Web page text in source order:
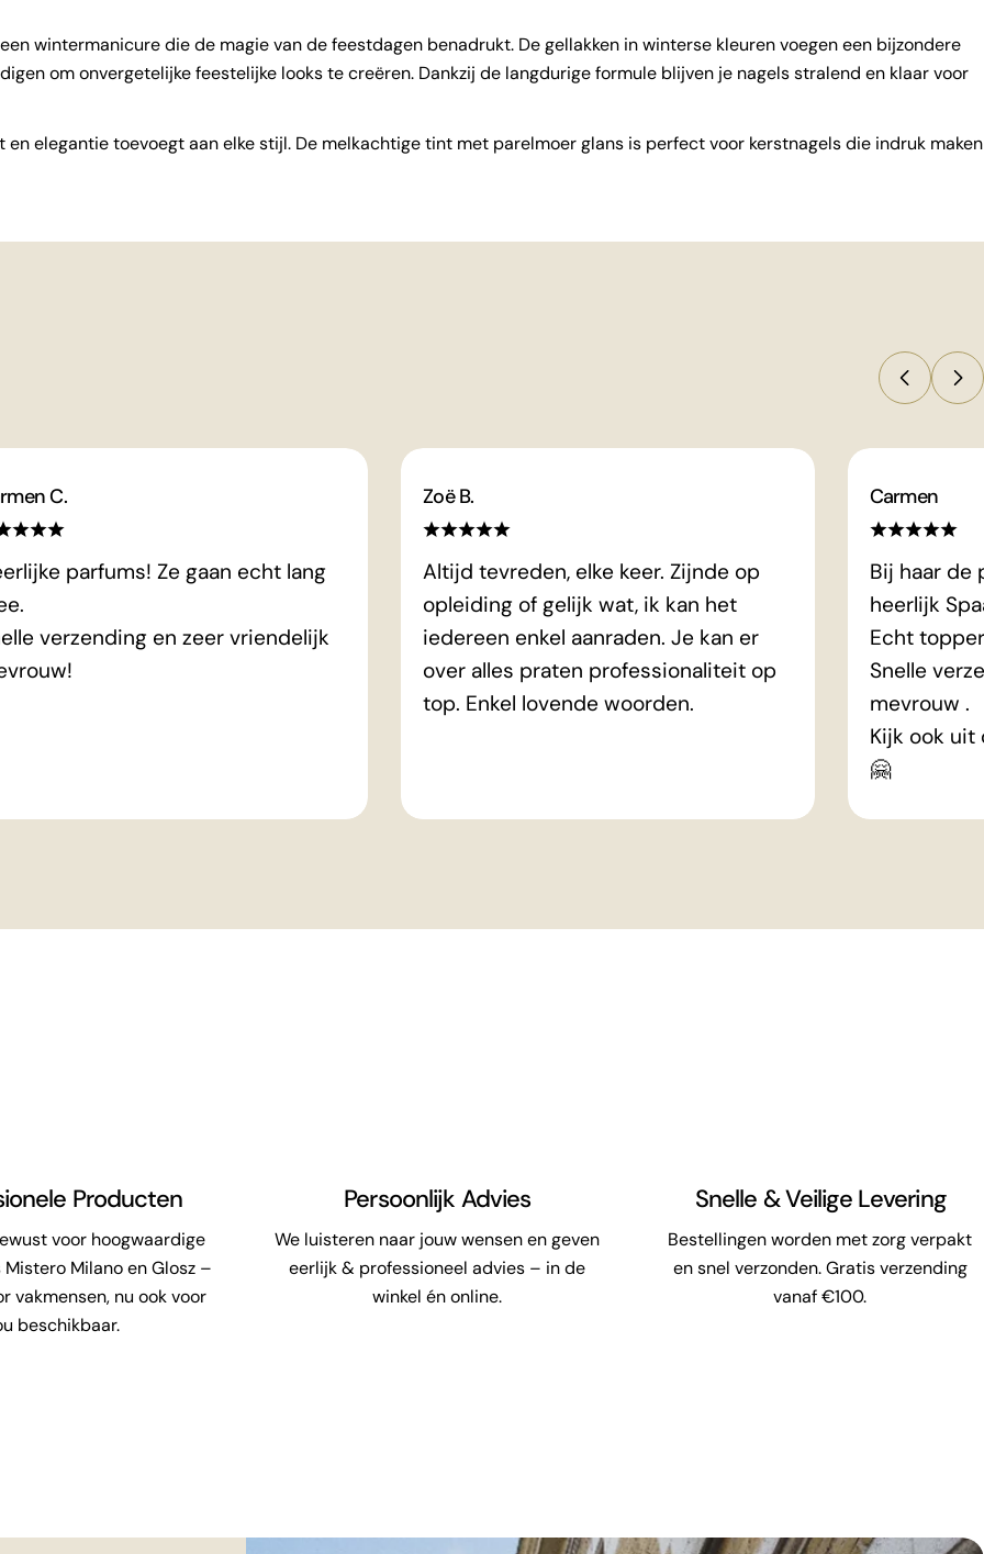
wintermanicure die de magie van de feestdagen benadrukt. De gellakken in winterse kleuren voegen een bijzondere
om onvergetelijke feestelijke looks te creëren. Dankzij de langdurige formule blijven je nagels stralend en klaar voor
elegantie toevoegt aan elke stijl. De melkachtige tint met parelmoer glans is perfect voor kerstnagels die indruk maken
C.
parfums! Ze gaan echt lang
verzending en zeer vriendelijk
Zoë B.
Altijd tevreden, elke keer. Zijnde op
opleiding of gelijk wat, ik kan het
iedereen enkel aanraden. Je kan er
over alles praten professionaliteit op
top. Enkel lovende woorden.
Carmen
Bij haar de
heerlijk
Echt
Snelle
mevrouw .
Kijk ook uit
🤗
Producten
voor hoogwaardige
Mistero Milano en Glosz –
vakmensen, nu ook voor
beschikbaar.
Persoonlijk Advies
We luisteren naar jouw wensen en geven
eerlijk & professioneel advies – in de
winkel én online.
Snelle & Veilige Levering
Bestellingen worden met zorg verpakt
en snel verzonden. Gratis verzending
vanaf €100.